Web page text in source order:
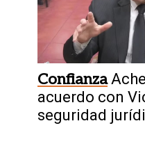
Confianza
acuerdo con
seguridad